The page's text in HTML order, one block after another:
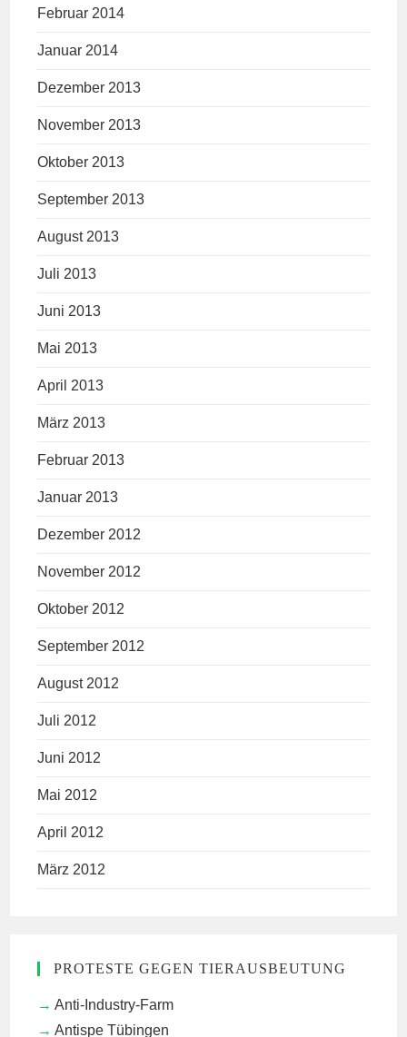
Februar 2014
Januar 2014
Dezember 2013
November 2013
Oktober 2013
September 2013
August 2013
Juli 2013
Juni 2013
Mai 2013
April 2013
März 2013
Februar 2013
Januar 2013
Dezember 2012
November 2012
Oktober 2012
September 2012
August 2012
Juli 2012
Juni 2012
Mai 2012
April 2012
März 2012
PROTESTE GEGEN TIERAUSBEUTUNG
Anti-Industry-Farm
Antispe Tübingen